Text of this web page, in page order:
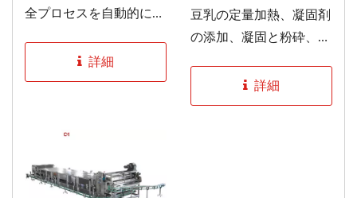
全プロセスを自動的に生
せます。... 詳細
豆乳の定量加熱、凝固剤
の添加、凝固と粉砕、包
豆腐の切断と成形まで、
完全に自動化されてお
詳細